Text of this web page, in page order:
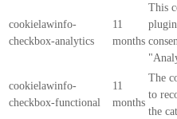
cookielawinfo-
checkbox-analytics
11
months
This
cookielawinfo-
checkbox-functional
11
months
The
to
the